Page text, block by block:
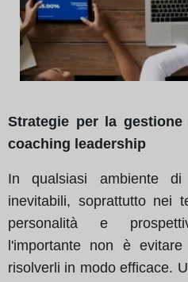
Strategie per la
coaching leadership
In qualsiasi ambiente
inevitabili, soprattutto nei
personalità e
l'importante non è
risolverli in modo efficace.